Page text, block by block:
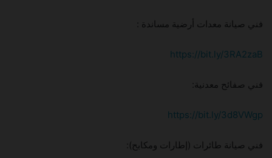
فني صيانة معدات أرضية مساندة :
https://bit.ly/3RA2zaB
فني صفائح معدنية:
https://bit.ly/3d8VWgp
فني صيانة طائرات (إطارات ومكابح):